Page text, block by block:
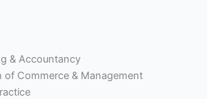
& Accountancy
of Commerce & Management